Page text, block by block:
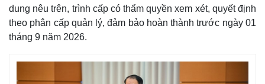
dung nêu trên, trình cấp có thẩm quyền xem xét, quyết định
theo phân cấp quản lý, đảm bảo hoàn thành trước ngày 01
tháng 9 năm 2026.